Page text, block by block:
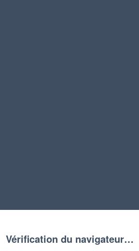
Vérification du navigateur…